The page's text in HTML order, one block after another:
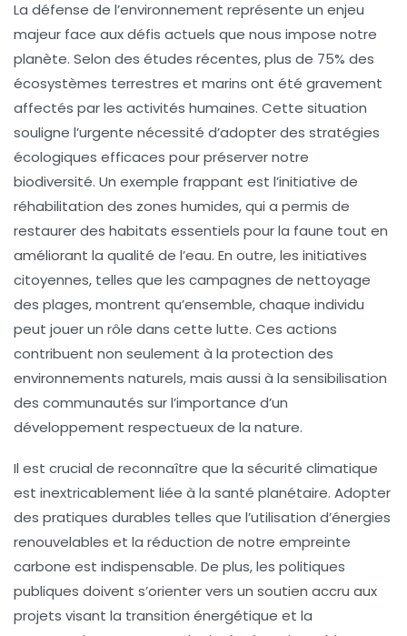
La défense de l’environnement représente un enjeu
majeur face aux défis actuels que nous impose notre
planète. Selon des études récentes, plus de 75% des
écosystèmes terrestres et marins ont été gravement
affectés par les activités humaines. Cette situation
souligne l’urgente nécessité d’adopter des stratégies
écologiques efficaces pour préserver notre
biodiversité. Un exemple frappant est l’initiative de
réhabilitation des zones humides, qui a permis de
restaurer des habitats essentiels pour la faune tout en
améliorant la qualité de l’eau. En outre, les initiatives
citoyennes, telles que les campagnes de nettoyage
des plages, montrent qu’ensemble, chaque individu
peut jouer un rôle dans cette lutte. Ces actions
contribuent non seulement à la protection des
environnements naturels, mais aussi à la sensibilisation
des communautés sur l’importance d’un
développement respectueux de la nature.
Il est crucial de reconnaître que la sécurité climatique
est inextricablement liée à la santé planétaire. Adopter
des pratiques durables telles que l’utilisation d’énergies
renouvelables et la réduction de notre empreinte
carbone est indispensable. De plus, les politiques
publiques doivent s’orienter vers un soutien accru aux
projets visant la transition énergétique et la